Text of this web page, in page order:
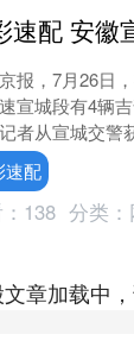
报，7月26日
宣城段有4辆
者从宣城交警
，经初步核实
法依规进....
速配
138 分类：
章加载中